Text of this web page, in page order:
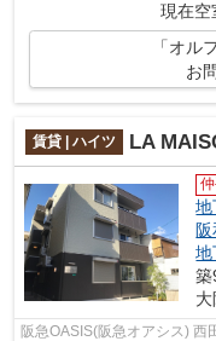
現在空
「オル
お
賃貸 | ハイツ LA
地
地
築
阪急OASIS(阪急オアシス) 西